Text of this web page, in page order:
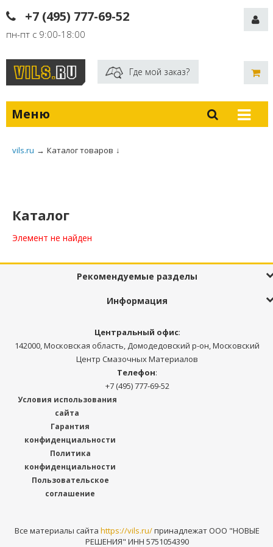
+7 (495) 777-69-52
пн-пт с 9:00-18:00
Где мой заказ?
Меню
vils.ru → Каталог товаров ↓
Каталог
Элемент не найден
Рекомендуемые разделы
Информация
Центральный офис:
142000, Московская область, Домодедовский р-он, Московский
Центр Смазочных Материалов
Телефон:
+7 (495) 777-69-52
Условия использования
сайта
Гарантия
конфиденциальности
Политика
конфиденциальности
Пользовательское
соглашение
Все материалы сайта https://vils.ru/принадлежат ООО "НОВЫЕ
РЕШЕНИЯ" ИНН 5751054390